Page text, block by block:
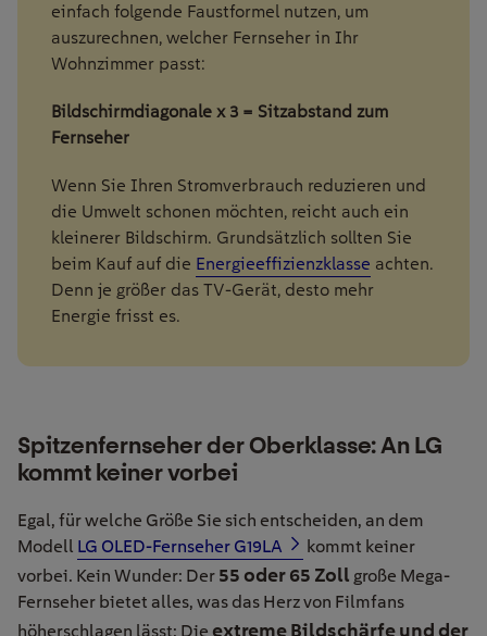
einfach folgende Faustformel nutzen, um
auszurechnen, welcher Fernseher in Ihr
Wohnzimmer passt:
Bildschirmdiagonale x 3 = Sitzabstand zum
Fernseher
Wenn Sie Ihren Stromverbrauch reduzieren und
die Umwelt schonen möchten, reicht auch ein
kleinerer Bildschirm. Grundsätzlich sollten Sie
beim Kauf auf die Energieeffizienzklasse achten.
Denn je größer das TV-Gerät, desto mehr
Energie frisst es.
Spitzenfernseher der Oberklasse: An LG
kommt keiner vorbei
Egal, für welche Größe Sie sich entscheiden, an dem
Modell LG OLED-Fernseher G19LA
kommt keiner
vorbei. Kein Wunder: Der 55 oder 65 Zoll große Mega-
Fernseher bietet alles, was das Herz von Filmfans
höherschlagen lässt: Die extreme Bildschärfe und der